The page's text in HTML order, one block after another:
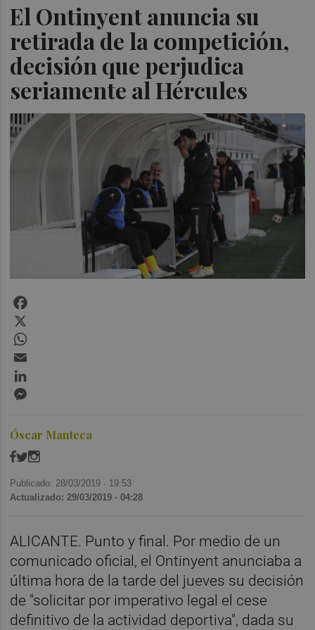
El Ontinyent anuncia su
retirada de la competición,
decisión que perjudica
seriamente al Hércules
Óscar Manteca
Publicado: 28/03/2019 · 19:53
Actualizado: 29/03/2019 · 04:28
ALICANTE. Punto y final. Por medio de un
comunicado oficial, el Ontinyent anunciaba a
última hora de la tarde del jueves su decisión
de "solicitar por imperativo legal el cese
definitivo de la actividad deportiva", dada su